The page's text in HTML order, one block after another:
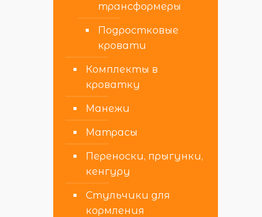
трансформеры
Подростковые
кровати
Комплекты в
кроватку
Манежи
Матрасы
Переноски, прыгунки,
кенгуру
Стульчики для
кормления